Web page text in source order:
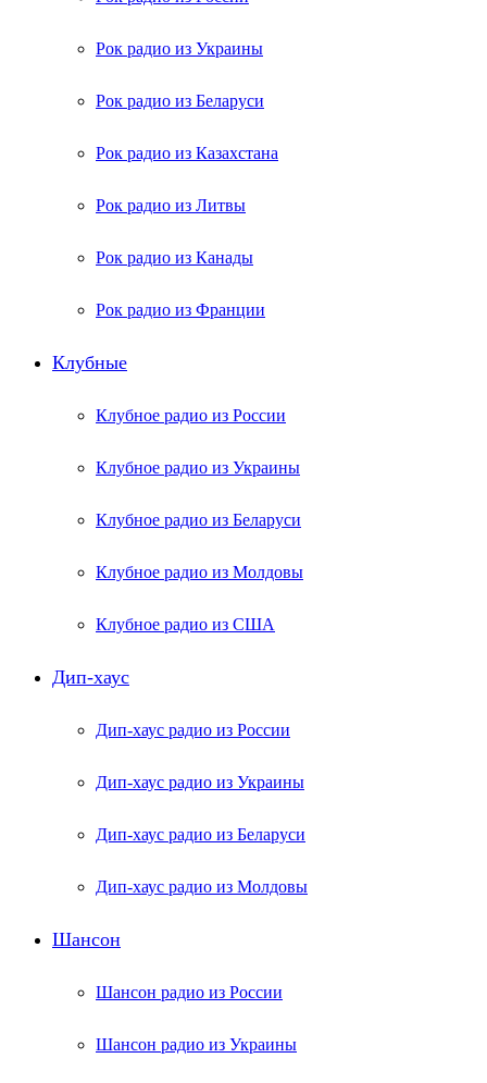
Рок радио из Украины
Рок радио из Беларуси
Рок радио из Казахстана
Рок радио из Литвы
Рок радио из Канады
Рок радио из Франции
Клубные
Клубное радио из России
Клубное радио из Украины
Клубное радио из Беларуси
Клубное радио из Молдовы
Клубное радио из США
Дип-хаус
Дип-хаус радио из России
Дип-хаус радио из Украины
Дип-хаус радио из Беларуси
Дип-хаус радио из Молдовы
Шансон
Шансон радио из России
Шансон радио из Украины